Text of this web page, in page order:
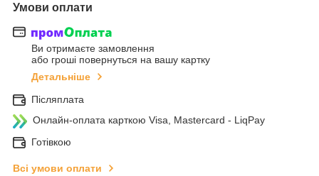
Умови оплати
Ви отримаєте замовлення
або гроші повернуться на вашу картку
Детальніше
Післяплата
Онлайн-оплата карткою Visa, Mastercard - LiqPay
Готівкою
Всі умови оплати